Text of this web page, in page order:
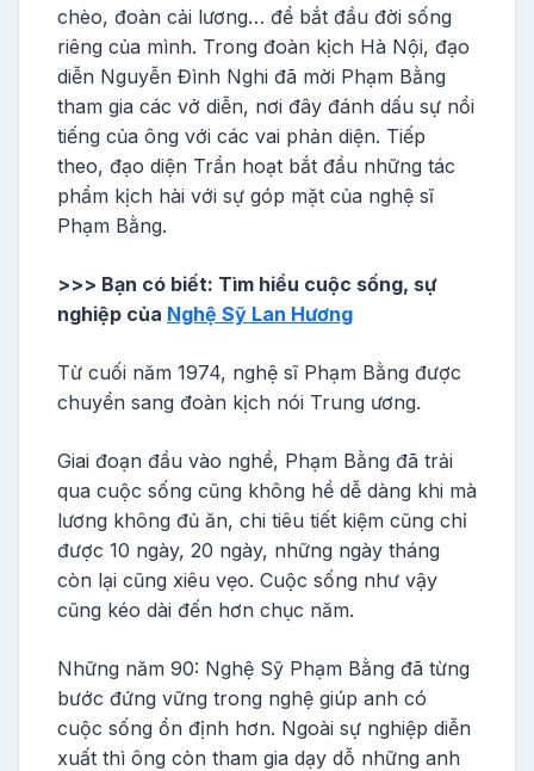
chèo, đoàn cải lương… để bắt đầu đời sống
riêng của mình. Trong đoàn kịch Hà Nội, đạo
diễn Nguyễn Đình Nghi đã mời Phạm Bằng
tham gia các vở diễn, nơi đây đánh dấu sự nổi
tiếng của ông với các vai phản diện. Tiếp
theo, đạo diện Trần hoạt bắt đầu những tác
phẩm kịch hài với sự góp mặt của nghệ sĩ
Phạm Bằng.
>>> Bạn có biết: Tìm hiểu cuộc sống, sự
nghiệp của Nghệ Sỹ Lan Hương
Từ cuối năm 1974, nghệ sĩ Phạm Bằng được
chuyển sang đoàn kịch nói Trung ương.
Giai đoạn đầu vào nghề, Phạm Bằng đã trải
qua cuộc sống cũng không hề dễ dàng khi mà
lương không đủ ăn, chi tiêu tiết kiệm cũng chỉ
được 10 ngày, 20 ngày, những ngày tháng
còn lại cũng xiêu vẹo. Cuộc sống như vậy
cũng kéo dài đến hơn chục năm.
Những năm 90: Nghệ Sỹ Phạm Bằng đã từng
bước đứng vững trong nghệ giúp anh có
cuộc sống ổn định hơn. Ngoài sự nghiệp diễn
xuất thì ông còn tham gia dạy dỗ những anh